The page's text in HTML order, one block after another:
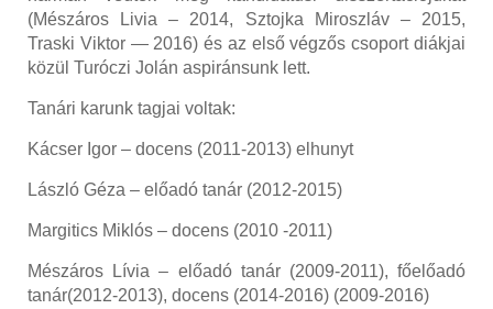
(Mészáros Livia – 2014, Sztojka Miroszláv – 2015,
Traski Viktor — 2016) és az első végzős csoport diákjai
közül Turóczi Jolán aspiránsunk lett.
Tanári karunk tagjai voltak:
Kácser Igor – docens (2011-2013) elhunyt
László Géza – előadó tanár (2012-2015)
Margitics Miklós – docens (2010 -2011)
Mészáros Lívia– előadó tanár (2009-2011), főelőadó
tanár(2012-2013), docens (2014-2016) (2009-2016)